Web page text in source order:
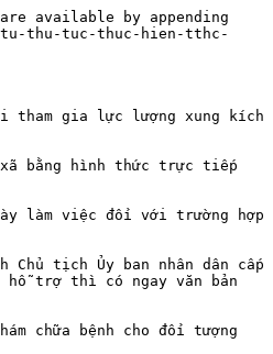
available by appending
tu-thu-tuc-thuc-hien-tthc-
tham gia lực lượng xung kích
xã bằng hình thức trực tiếp
làm việc đối với trường hợp
tịch Ủy ban nhân dân cấp
hỗ trợ thì có ngay văn bản
chữa bệnh cho đối tượng